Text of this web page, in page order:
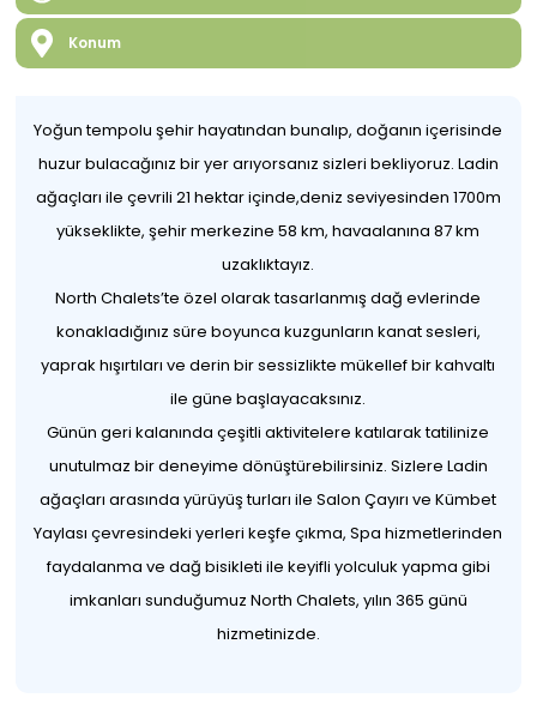
Konum
Yoğun tempolu şehir hayatından bunalıp, doğanın içerisinde
huzur bulacağınız bir yer arıyorsanız sizleri bekliyoruz. Ladin
ağaçları ile çevrili 21 hektar içinde,deniz seviyesinden 1700m
yükseklikte, şehir merkezine 58 km, havaalanına 87 km
uzaklıktayız.
North Chalets’te özel olarak tasarlanmış dağ evlerinde
konakladığınız süre boyunca kuzgunların kanat sesleri,
yaprak hışırtıları ve derin bir sessizlikte mükellef bir kahvaltı
ile güne başlayacaksınız.
Günün geri kalanında çeşitli aktivitelere katılarak tatilinize
unutulmaz bir deneyime dönüştürebilirsiniz. Sizlere Ladin
ağaçları arasında yürüyüş turları ile Salon Çayırı ve Kümbet
Yaylası çevresindeki yerleri keşfe çıkma, Spa hizmetlerinden
faydalanma ve dağ bisikleti ile keyifli yolculuk yapma gibi
imkanları sunduğumuz North Chalets, yılın 365 günü
hizmetinizde.